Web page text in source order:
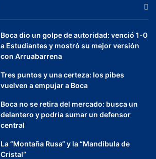
Boca dio un golpe de autoridad: venció 1-0
a Estudiantes y mostró su mejor versión
con Arruabarrena
Tres puntos y una certeza: los pibes
vuelven a empujar a Boca
Boca no se retira del mercado: busca un
delantero y podría sumar un defensor
central
La “Montaña Rusa“ y la “Mandíbula de
Cristal“